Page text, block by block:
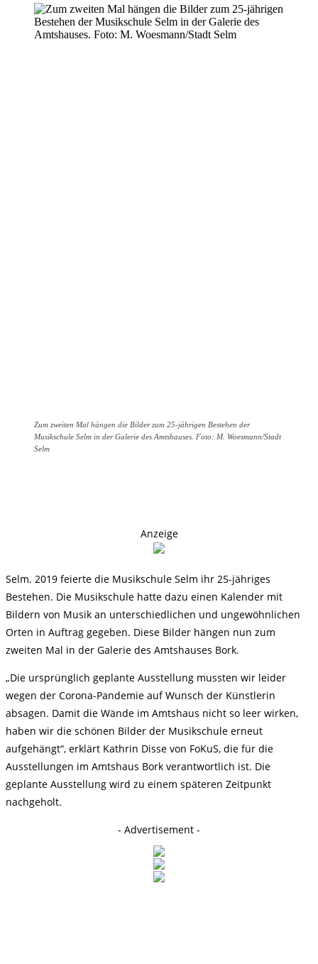
Zum zweiten Mal hängen die Bilder zum 25-jährigen Bestehen der
Musikschule Selm in der Galerie des Amtshauses. Foto: M. Woesmann/Stadt
Selm
Anzeige
Selm. 2019 feierte die Musikschule Selm ihr 25-jähriges
Bestehen. Die Musikschule hatte dazu einen Kalender mit
Bildern von Musik an unterschiedlichen und ungewöhnlichen
Orten in Auftrag gegeben. Diese Bilder hängen nun zum
zweiten Mal in der Galerie des Amtshauses Bork.
„Die ursprünglich geplante Ausstellung mussten wir leider
wegen der Corona-Pandemie auf Wunsch der Künstlerin
absagen. Damit die Wände im Amtshaus nicht so leer wirken,
haben wir die schönen Bilder der Musikschule erneut
aufgehängt“, erklärt Kathrin Disse von FoKuS, die für die
Ausstellungen im Amtshaus Bork verantwortlich ist. Die
geplante Ausstellung wird zu einem späteren Zeitpunkt
nachgeholt.
- Advertisement -